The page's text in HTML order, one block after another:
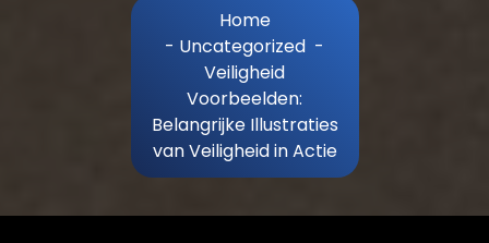
Home
- Uncategorized -
Veiligheid
Voorbeelden:
Belangrijke Illustraties
van Veiligheid in Actie